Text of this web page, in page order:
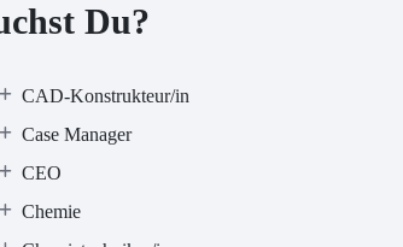
Du?
CAD-Konstrukteur/in
Case Manager
CEO
Chemie